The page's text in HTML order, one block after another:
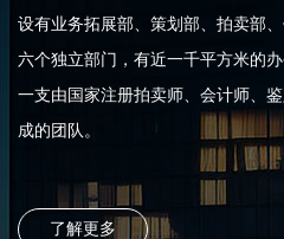
设有业务拓展部、策划部、拍卖部
六个独立部门，有近一千平方米的
一支由国家注册拍卖师、会计师、
成的团队。
了解更多